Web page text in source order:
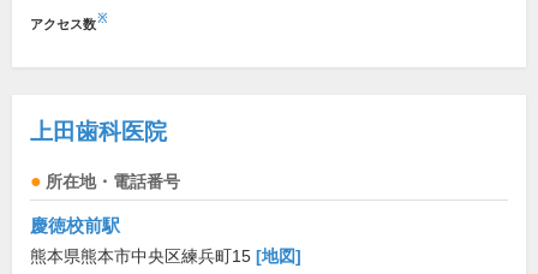
アクセス数※
上田歯科医院
所在地・電話番号
慶徳校前駅
熊本県熊本市中央区練兵町15 [地図]